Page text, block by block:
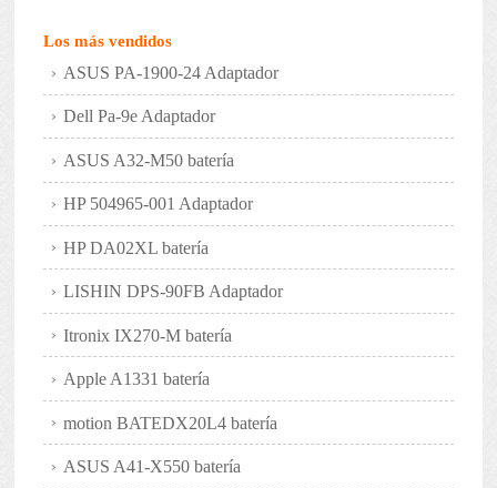
Los más vendidos
ASUS PA-1900-24 Adaptador
Dell Pa-9e Adaptador
ASUS A32-M50 batería
HP 504965-001 Adaptador
HP DA02XL batería
LISHIN DPS-90FB Adaptador
Itronix IX270-M batería
Apple A1331 batería
motion BATEDX20L4 batería
ASUS A41-X550 batería